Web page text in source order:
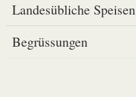
Landesübliche Speisen
Begrüssungen